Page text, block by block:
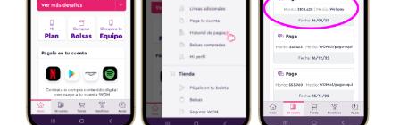
Ver más preguntas